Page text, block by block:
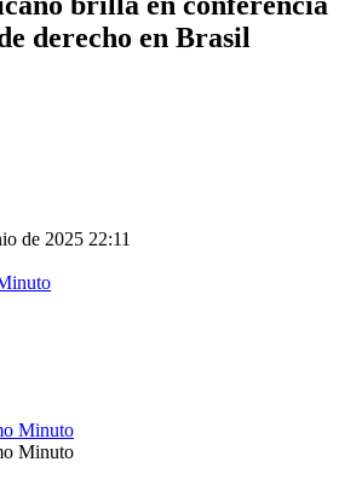
derecho en Brasil
de 2025 22:11
Minuto
Minuto